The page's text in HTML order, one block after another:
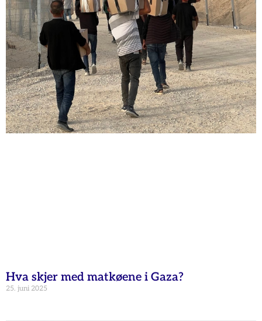
Hva skjer med matkøene i Gaza?
25. juni 2025